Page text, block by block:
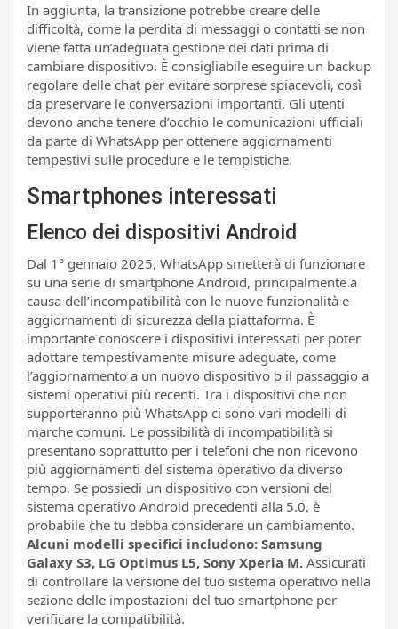
In aggiunta, la transizione potrebbe creare delle
difficoltà, come la perdita di messaggi o contatti se non
viene fatta un’adeguata gestione dei dati prima di
cambiare dispositivo. È consigliabile eseguire un backup
regolare delle chat per evitare sorprese spiacevoli, così
da preservare le conversazioni importanti. Gli utenti
devono anche tenere d’occhio le comunicazioni ufficiali
da parte di WhatsApp per ottenere aggiornamenti
tempestivi sulle procedure e le tempistiche.
Smartphones interessati
Elenco dei dispositivi Android
Dal 1° gennaio 2025, WhatsApp smetterà di funzionare
su una serie di smartphone Android, principalmente a
causa dell’incompatibilità con le nuove funzionalità e
aggiornamenti di sicurezza della piattaforma. È
importante conoscere i dispositivi interessati per poter
adottare tempestivamente misure adeguate, come
l’aggiornamento a un nuovo dispositivo o il passaggio a
sistemi operativi più recenti. Tra i dispositivi che non
supporteranno più WhatsApp ci sono vari modelli di
marche comuni. Le possibilità di incompatibilità si
presentano soprattutto per i telefoni che non ricevono
più aggiornamenti del sistema operativo da diverso
tempo. Se possiedi un dispositivo con versioni del
sistema operativo Android precedenti alla 5.0, è
probabile che tu debba considerare un cambiamento.
Alcuni modelli specifici includono: Samsung
Galaxy S3, LG Optimus L5, Sony Xperia M. Assicurati
di controllare la versione del tuo sistema operativo nella
sezione delle impostazioni del tuo smartphone per
verificare la compatibilità.